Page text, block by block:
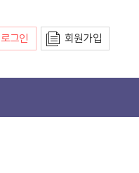
로그인 회원가입